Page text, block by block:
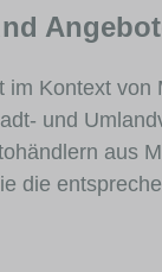
Kontext
und
aus
die